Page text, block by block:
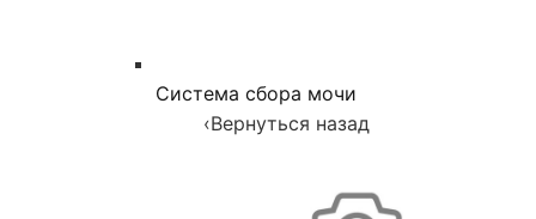
Система сбора мочи
‹Вернуться назад